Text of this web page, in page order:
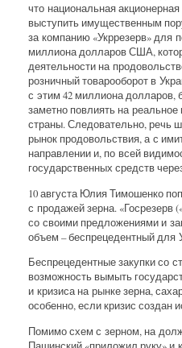
что национальная
выступить имущественным
за компанию «Укррезерв» для
миллиона долларов США,
деятельности на
розничный товарооборот в
с этим 42 миллиона долларов,
заметно повлиять на
страны. Следовательно, речь
рынок продовольствия, а с
направлении и, по всей
государственных средств
10 августа Юлия Тимошенко
с продажей зерна. «Госрезерв
со своими предложениями и
объем – беспрецедентный для
Беспрецедентные закупки со
возможность вымыть
и кризиса на рынке зерна,
особенно, если кризис создан
Помимо схем с зерном, на